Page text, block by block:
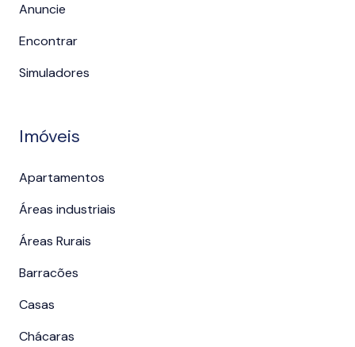
Anuncie
Encontrar
Simuladores
Imóveis
Apartamentos
Áreas industriais
Áreas Rurais
Barracões
Casas
Chácaras